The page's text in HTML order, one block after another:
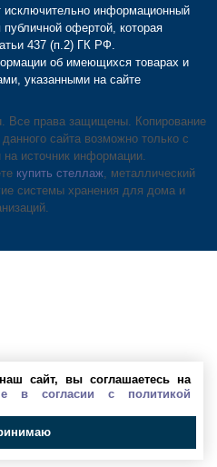
исключительно информационный
офертой, которая
437 (п.2) ГК РФ.
об имеющихся товарах и
указанными на сайте
Все права защищены. Копирование
сайта возможно только с
источник информации.
купить стеллаж, металлический
системы хранения для дома и
сайт, вы соглашаетесь на
в согласии с политикой